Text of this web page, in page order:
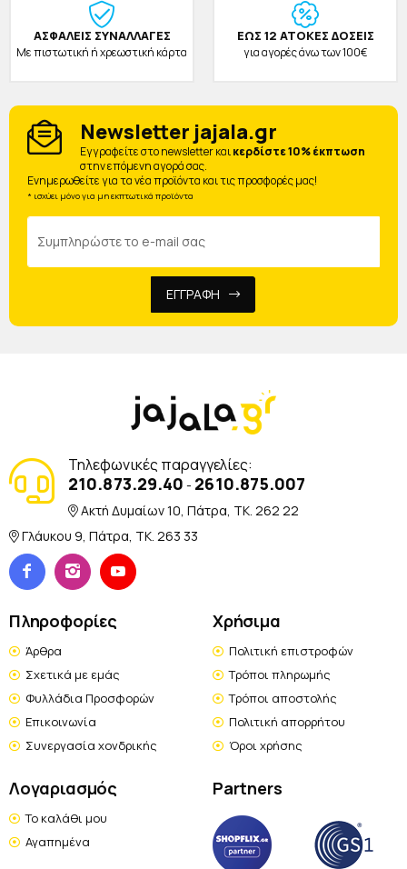
ΑΣΦΑΛΕΙΣ ΣΥΝΑΛΛΑΓΕΣ
Με πιστωτική ή χρεωστική κάρτα
ΕΩΣ 12 ΑΤΟΚΕΣ ΔΟΣΕΙΣ
για αγορές άνω των 100€
Newsletter jajala.gr
Eγγραφείτε στο newsletter καικερδίστε 10% έκπτωση
στην επόμενη αγορά σας.
Ενημερωθείτε για τα νέα προϊόντα και τις προσφορές μας!
* ισχύει μόνο για μη εκπτωτικά προϊόντα
ΕΓΓΡΑΦΗ
Τηλεφωνικές παραγγελίες:
210.873.29.40 - 2610.875.007
Ακτή Δυμαίων 10, Πάτρα, TK. 262 22
Γλάυκου 9, Πάτρα, TK. 263 33
Πληροφορίες
Άρθρα
Σχετικά με εμάς
Φυλλάδια Προσφορών
Επικοινωνία
Συνεργασία χονδρικής
Χρήσιμα
Πολιτική επιστροφών
Τρόποι πληρωμής
Τρόποι αποστολής
Πολιτική απορρήτου
Όροι χρήσης
Λογαριασμός
Το καλάθι μου
Αγαπημένα
Partners